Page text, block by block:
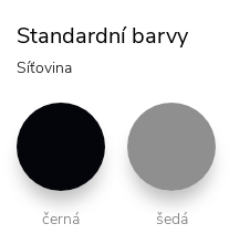
Standardní barvy
Síťovina
černá šedá